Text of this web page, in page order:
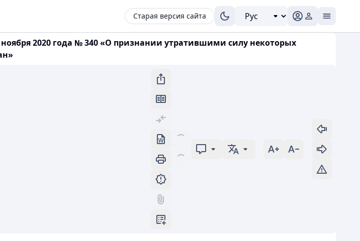
Старая версия сайта
2020 года № 340 «О признании утратившими силу некоторых